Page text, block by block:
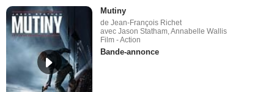
Mutiny
de Jean-François Richet
avec Jason Statham, Annabelle Wallis
Film - Action
Bande-annonce